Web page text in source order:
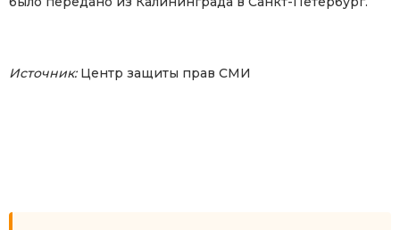
Источник:Центр защиты прав СМИ